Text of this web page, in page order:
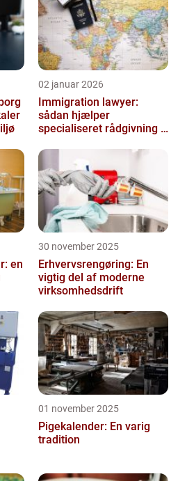
02 januar 2026
Immigration lawyer:
sådan hjælper
specialiseret rådgivning i
en
30 november 2025
Erhvervsrengøring: En
vigtig del af moderne
virksomhedsdrift
01 november 2025
Pigekalender: En varig
tradition